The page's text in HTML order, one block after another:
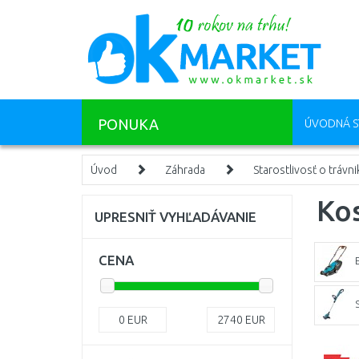
PONUKA ÚVODNÁ
Úvod Záhrada Starostlivosť o
UPRESNIŤ VYHĽADÁVANIE
CENA
0 EUR 2740 EUR